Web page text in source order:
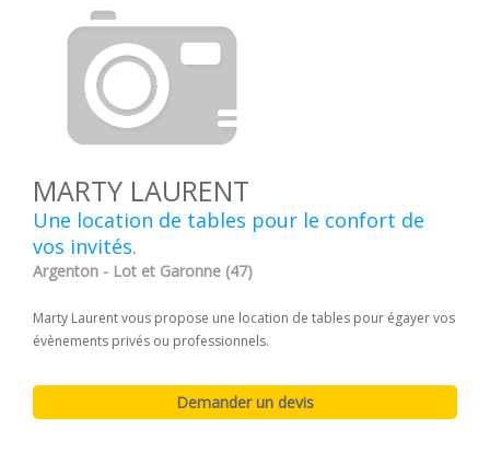
MARTY LAURENT
Une location de tables pour le confort de
vos invités.
Argenton - Lot et Garonne (47)
Marty Laurent vous propose une location de tables pour égayer vos
évènements privés ou professionnels.